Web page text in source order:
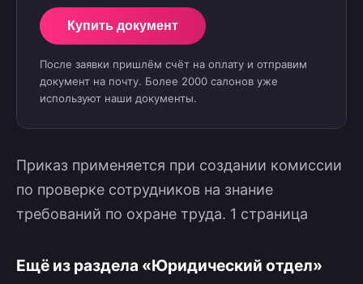
Купить документ
После заявки пришлём счёт на оплату и отправим
документ на почту. Более 2000 салонов уже
используют наши документы.
Приказ применяется при создании комиссии
по проверке сотрудников на знание
требований по охране труда. 1 страница
Ещё из раздела «Юридический отдел»